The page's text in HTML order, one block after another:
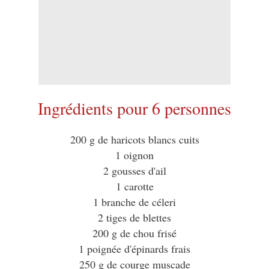
Ingrédients pour 6 personnes
200 g de haricots blancs cuits
1 oignon
2 gousses d'ail
1 carotte
1 branche de céleri
2 tiges de blettes
200 g de chou frisé
1 poignée d'épinards frais
250 g de courge muscade